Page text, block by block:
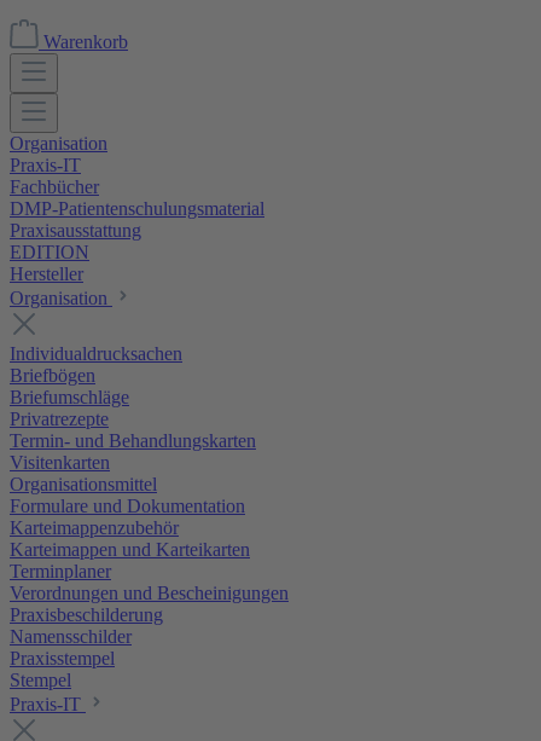
Warenkorb
Organisation
Praxis-IT
Fachbücher
DMP-Patientenschulungsmaterial
Praxisausstattung
EDITION
Hersteller
Organisation
Individualdrucksachen
Briefbögen
Briefumschläge
Privatrezepte
Termin- und Behandlungskarten
Visitenkarten
Organisationsmittel
Formulare und Dokumentation
Karteimappenzubehör
Karteimappen und Karteikarten
Terminplaner
Verordnungen und Bescheinigungen
Praxisbeschilderung
Namensschilder
Praxisstempel
Stempel
Praxis-IT